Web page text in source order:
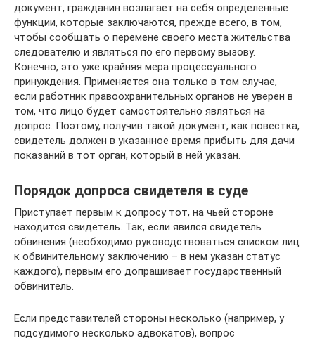
документ, гражданин возлагает на себя определенные
функции, которые заключаются, прежде всего, в том,
чтобы сообщать о перемене своего места жительства
следователю и являться по его первому вызову.
Конечно, это уже крайняя мера процессуального
принуждения. Применяется она только в том случае,
если работник правоохранительных органов не уверен в
том, что лицо будет самостоятельно являться на
допрос. Поэтому, получив такой документ, как повестка,
свидетель должен в указанное время прибыть для дачи
показаний в тот орган, который в ней указан.
Порядок допроса свидетеля в суде
Приступает первым к допросу тот, на чьей стороне
находится свидетель. Так, если явился свидетель
обвинения (необходимо руководствоваться списком лиц
к обвинительному заключению – в нем указан статус
каждого), первым его допрашивает государственный
обвинитель.
Если представителей стороны несколько (например, у
подсудимого несколько адвокатов), вопрос